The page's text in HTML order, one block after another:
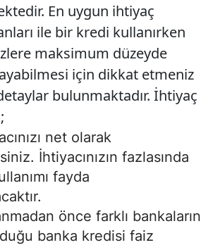
En uygun ihtiyaç
ile bir kredi kullanırken
maksimum düzeyde
için dikkat etmeniz
bulunmaktadır. İhtiyaç
net olarak
İhtiyacınızın fazlasında
fayda
önce farklı bankaların
banka kredisi faiz